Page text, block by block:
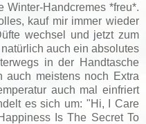
Winter-Handcremes *freu*.
kauf mir immer wieder
wechsel und jetzt zum
auch ein absolutes
in der Handtasche
meistens noch Extra
auch mal einfriert
es sich um: "Hi, I Care
Is The Secret To